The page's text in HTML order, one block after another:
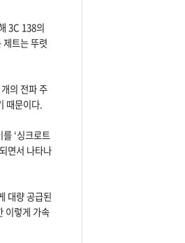
3C 138의
트는 뚜렷
의 전파 주
때문이다.
‘싱크로트
면서 나타나
대량 공급된
이렇게 가속